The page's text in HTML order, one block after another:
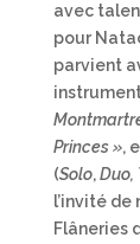
avec
pour
parvient
Princes »,
(Solo,Duo,
l’invité
Flâneries